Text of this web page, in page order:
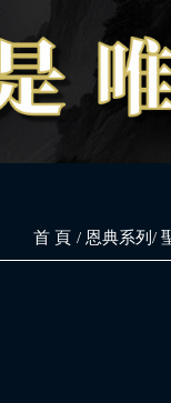
首 頁 恩典系列